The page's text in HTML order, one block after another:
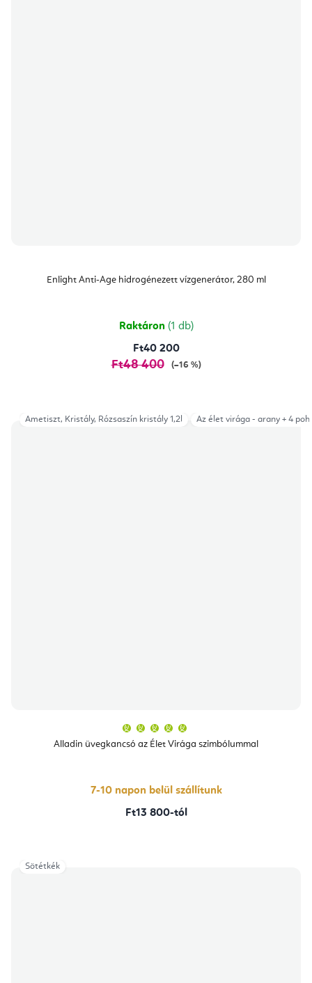
Enlight Anti-Age hidrogénezett vízgenerátor, 280 ml
Raktáron (1 db)
Ft40 200
Ft48 400 (–16 %)
Alladin üvegkancsó az Élet Virága szimbólummal
átlagos
értékelése
csillag.
7-10 napon belül szállítunk
Ft13 800-tól
Ametiszt, Kristály, Rózsaszín kristály 1,2l Az élet virága - arany + 4
Sötétkék